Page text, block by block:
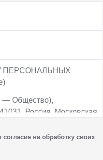
ПЕРСОНАЛЬНЫХ
— Общество),
Россия, Московская
является оператором
на обработку своих